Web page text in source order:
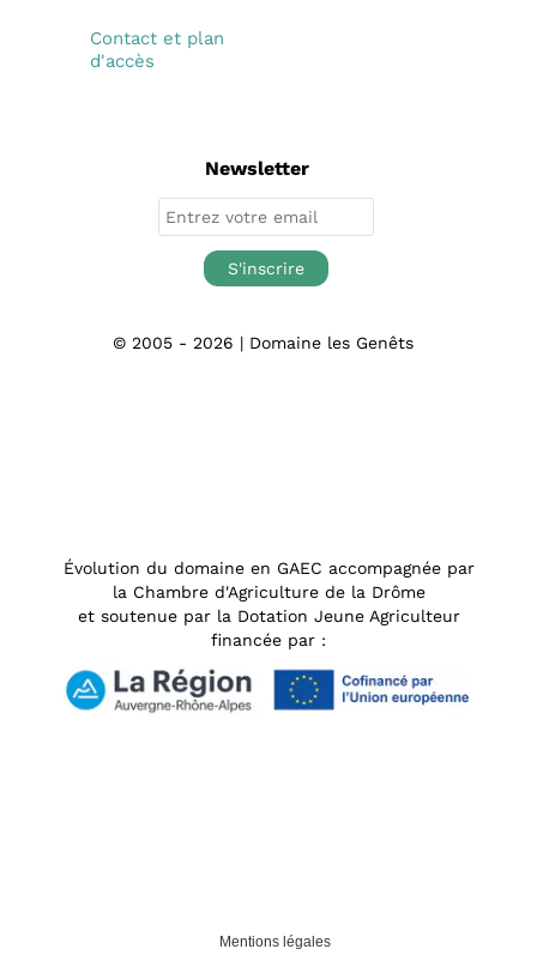
Contact et plan
d'accès
© 2005 - 2026 | Domaine les Genêts
Newsletter
Évolution du domaine en GAEC accompagnée par
la Chambre d'Agriculture de la Drôme
et soutenue par la Dotation Jeune Agriculteur
financée par :
Mentions légales